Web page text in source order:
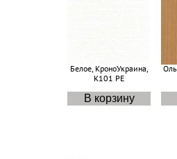
Белое, КроноУкраина,
K101 PE